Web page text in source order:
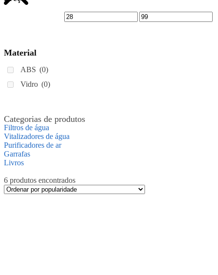
Material
ABS (0)
Vidro (0)
Categorias de produtos
Filtros de água
Vitalizadores de água
Purificadores de ar
Garrafas
Livros
6 produtos encontrados